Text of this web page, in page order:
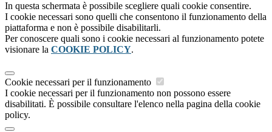
In questa schermata è possibile scegliere quali cookie consentire.
I cookie necessari sono quelli che consentono il funzionamento della
piattaforma e non è possibile disabilitarli.
Per conoscere quali sono i cookie necessari al funzionamento potete
visionare la COOKIE POLICY.
Cookie necessari per il funzionamento
I cookie necessari per il funzionamento non possono essere
disabilitati. È possibile consultare l'elenco nella pagina della cookie
policy.